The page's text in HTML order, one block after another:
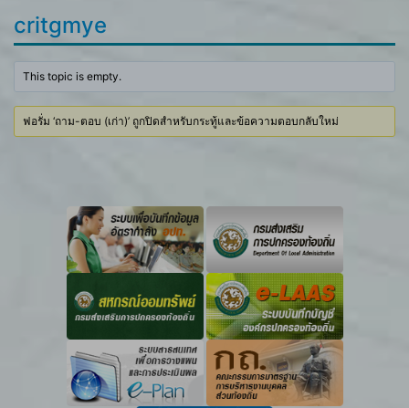
critgmye
This topic is empty.
ฟอรั่ม ‘ถาม-ตอบ (เก่า)’ ถูกปิดสำหรับกระทู้และข้อความตอบกลับใหม่